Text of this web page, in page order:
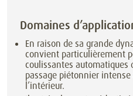
Domaines
En raison de sa grande
convient particulièrement
coulissantes automatiques
passage piétonnier intense
l’intérieur.